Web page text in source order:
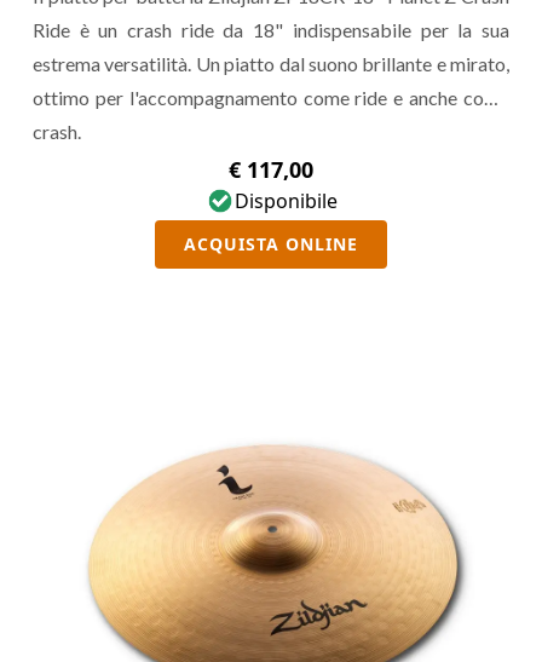
Ride è un crash ride da 18" indispensabile per la sua
estrema versatilità. Un piatto dal suono brillante e mirato,
ottimo per l'accompagnamento come ride e anche come
crash.
€ 117,00
Disponibile
ACQUISTA ONLINE